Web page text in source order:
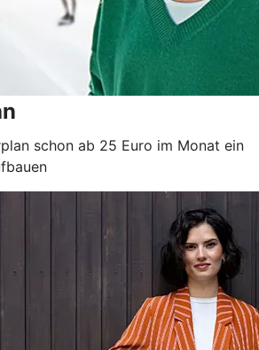
schon ab 25 Euro im Monat ein